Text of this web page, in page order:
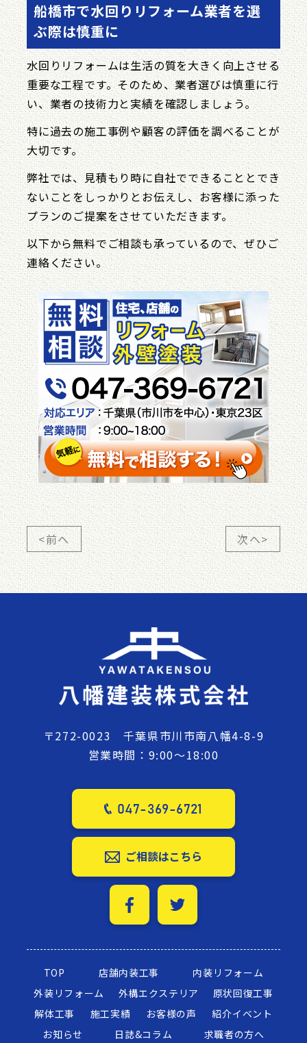
船橋市で水回りリフォーム業者を選
ぶ際は慎重に
水回りリフォームは生活の質を大きく向上させる
重要な工程です。そのため、業者選びは慎重に行
い、業者の技術力と実績を確認しましょう。
特に過去の施工事例や顧客の評価を調べることが
大切です。
弊社では、見積もり時に自社でできることとでき
ないことをしっかりとお伝えし、お客様に添った
プランのご提案をさせていただきます。
以下から無料でご相談も承っているので、ぜひご
連絡ください。
<前へ 次へ>
〒272-0023 千葉県市川市南八幡4-8-9
営業時間：9:00～18:00
047-369-6721
ご相談はこちら
TOP 店舗内装工事
内装リフォーム
外装リフォーム
外構エクステリア
原状回復工事
解体工事
施工実績 お客様の声
紹介イベント
お知らせ
日誌&コラム 求職者の方へ